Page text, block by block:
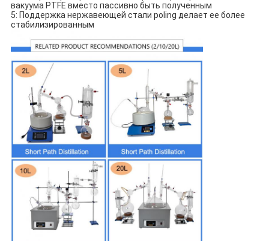
вакуума PTFE вместо пассивно быть полученным
5: Поддержка нержавеющей стали poling делает ее более
стабилизированным